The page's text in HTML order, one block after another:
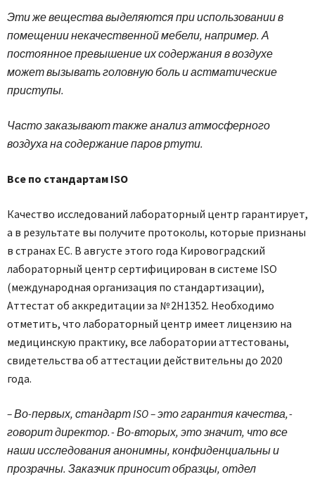
Эти же вещества выделяются при использовании в
помещении некачественной мебели, например. А
постоянное превышение их содержания в воздухе
может вызывать головную боль и астматические
приступы.
Часто заказывают также анализ атмосферного
воздуха на содержание паров ртути.
Все по стандартам ISO
Качество исследований лабораторный центр гарантирует,
а в результате вы получите протоколы, которые признаны
в странах ЕС. В августе этого года Кировоградский
лабораторный центр сертифицирован в системе ISO
(международная организация по стандартизации),
Аттестат об аккредитации за № 2Н1352. Необходимо
отметить, что лабораторный центр имеет лицензию на
медицинскую практику, все лаборатории аттестованы,
свидетельства об аттестации действительны до 2020
года.
– Во-первых, стандарт ISO – это гарантия качества, -
говорит директор. - Во-вторых, это значит, что все
наши исследования анонимны, конфиденциальны и
прозрачны. Заказчик приносит образцы, отдел